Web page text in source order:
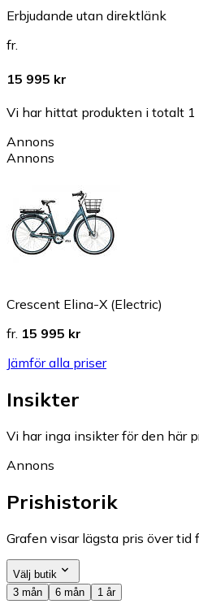
Erbjudande utan direktlänk
fr.
15 995 kr
Vi har hittat produkten i totalt 1
Annons
Annons
Crescent Elina-X (Electric)
fr. 15 995 kr
Jämför alla priser
Insikter
Vi har inga insikter för den här
Annons
Prishistorik
Grafen visar lägsta pris över
Välj butik
3 mån
6 mån 1 år